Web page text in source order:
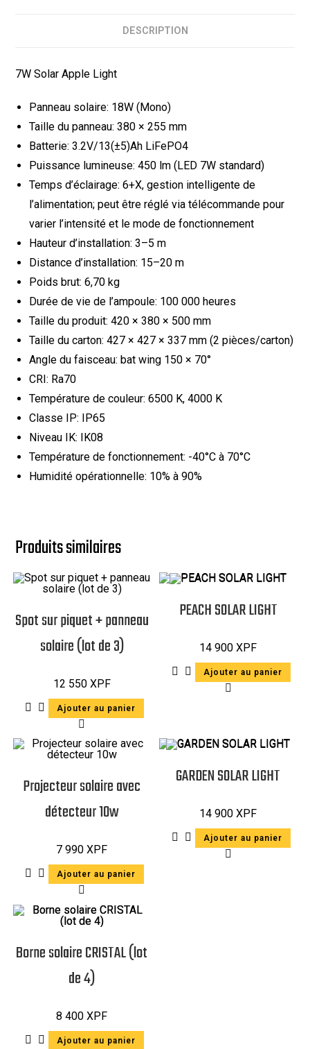
DESCRIPTION
7W Solar Apple Light
Panneau solaire: 18W (Mono)
Taille du panneau: 380 × 255 mm
Batterie: 3.2V/13(±5)Ah LiFePO4
Puissance lumineuse: 450 lm (LED 7W standard)
Temps d’éclairage: 6+X, gestion intelligente de
l’alimentation; peut être réglé via télécommande pour
varier l’intensité et le mode de fonctionnement
Hauteur d’installation: 3–5 m
Distance d’installation: 15–20 m
Poids brut: 6,70 kg
Durée de vie de l’ampoule: 100 000 heures
Taille du produit: 420 × 380 × 500 mm
Taille du carton: 427 × 427 × 337 mm (2 pièces/carton)
Angle du faisceau: bat wing 150 × 70°
CRI: Ra70
Température de couleur: 6500 K, 4000 K
Classe IP: IP65
Niveau IK: IK08
Température de fonctionnement: -40°C à 70°C
Humidité opérationnelle: 10% à 90%
Produits similaires
Spot sur piquet + panneau
solaire (lot de 3)
12 550 XPF
Ajouter au panier
PEACH SOLAR LIGHT
14 900XPF
Ajouter au panier
Projecteur solaire avec
détecteur 10w
7 990XPF
Ajouter au panier
GARDEN SOLAR LIGHT
14 900XPF
Ajouter au panier
Borne solaire CRISTAL (lot
de 4)
8 400XPF
Ajouter au panier